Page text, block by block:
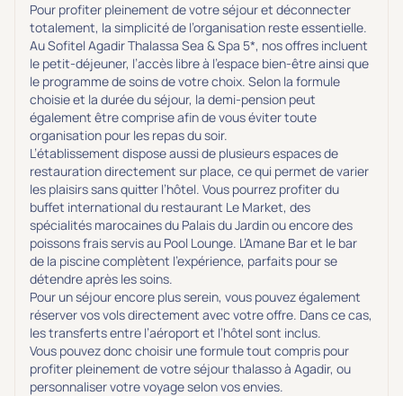
Pour profiter pleinement de votre séjour et déconnecter
totalement, la simplicité de l’organisation reste essentielle.
AuSofitel Agadir Thalassa Sea & Spa 5*, nos offres incluent
le petit-déjeuner, l’accès libre à l’espace bien-être ainsi que
le programme de soins de votre choix. Selon la formule
choisie et la durée du séjour, la demi-pension peut
également être comprise afin de vous éviter toute
organisation pour les repas du soir.
L’établissement dispose aussi de plusieurs espaces de
restauration directement sur place, ce qui permet de varier
les plaisirs sans quitter l’hôtel. Vous pourrez profiter du
buffet international du restaurant Le Market, des
spécialités marocaines du Palais du Jardin ou encore des
poissons frais servis au Pool Lounge. L’Amane Bar et le bar
de la piscine complètent l’expérience, parfaits pour se
détendre après les soins.
Pour un séjour encore plus serein, vous pouvez également
réserver vos vols directement avec votre offre. Dans ce cas,
les transferts entre l’aéroport et l’hôtel sont inclus.
Vous pouvez donc choisir une formule tout compris pour
profiter pleinement de votre séjour thalasso à Agadir, ou
personnaliser votre voyage selon vos envies.